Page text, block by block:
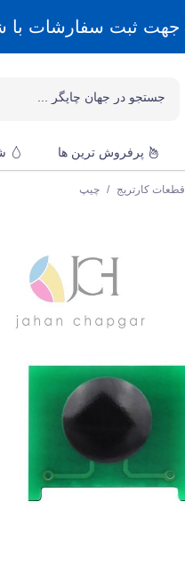
جهت ثبت سفارشات با
پرفروش ترین ها
قطعات کارتریج / چیپ